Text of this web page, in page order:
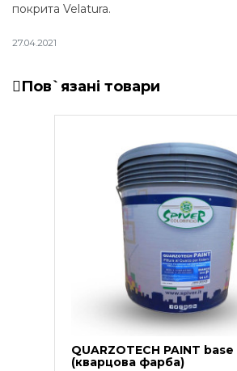
покрита Velatura.
27.04.2021
Пов`язані товари
QUARZOTECH PAINT base
(кварцова фарба)